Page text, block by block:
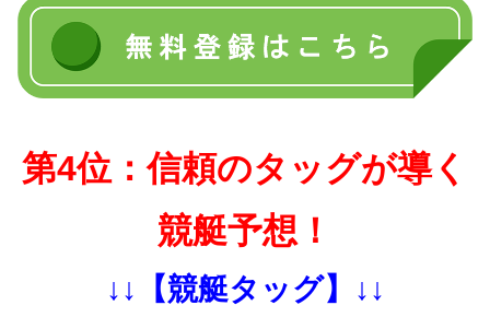
第4位：信頼のタッグが導く
競艇予想！
↓↓【競艇タッグ】↓↓